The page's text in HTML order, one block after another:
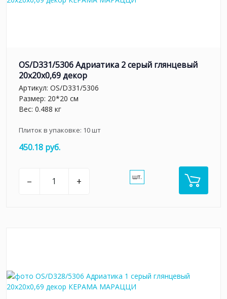
OS/D331/5306 Адриатика 2 серый глянцевый
20x20x0,69 декор
Артикул: OS/D331/5306
Размер: 20*20 см
Вес: 0.488 кг
Плиток в упаковке: 10шт
450.18 руб.
– + шт.